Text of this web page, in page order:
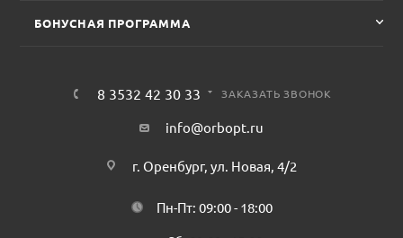
БОНУСНАЯ ПРОГРАММА
8 3532 42 30 33 ЗАКАЗАТЬ ЗВОНОК
info@orbopt.ru
г. Оренбург, ул. Новая, 4/2
Пн-Пт: 09:00 - 18:00